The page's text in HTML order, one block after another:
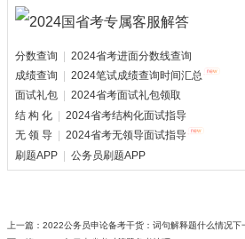
分数查询
2024省考进面分数线查询
成绩查询
2024笔试成绩查询时间汇总
面试礼包
2024省考面试礼包领取
结 构 化
2024省考结构化面试指导
无 领 导
2024省考无领导面试指导
刷题APP
公务员刷题APP
上一篇： 2022公务员申论备考干货：词句解释题什么情况下